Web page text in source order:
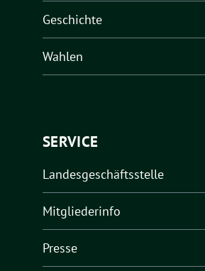
Geschichte
Wahlen
SERVICE
Landesgeschäftsstelle
Mitgliederinfo
Presse